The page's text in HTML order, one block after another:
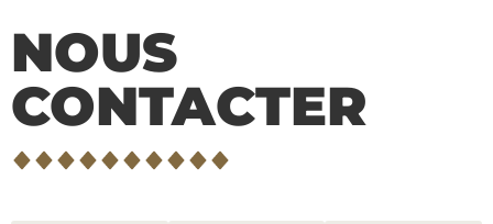
NOUS
CONTACTER